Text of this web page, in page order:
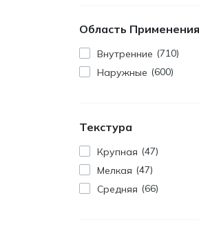
Область Применения
Внутренние
710
Наружные
600
Текстура
Крупная
47
Мелкая
47
Средняя
66